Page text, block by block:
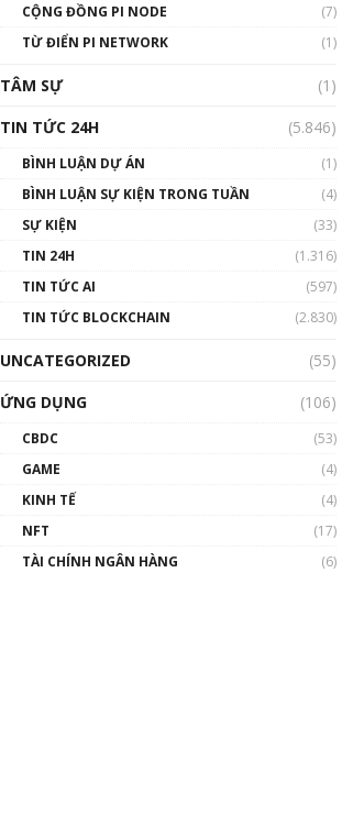
Talkshow17: Mùa đông
Crypto – Chiếc khăn gió ấm
01:49:30
Talkshow 14: MemeCoin –
CỘNG ĐỒNG PI NODE
(7)
TỪ ĐIỂN PI NETWORK
(1)
TÂM SỰ
(1)
TIN TỨC 24H
(5.846)
BÌNH LUẬN DỰ ÁN
(1)
BÌNH LUẬN SỰ KIỆN TRONG TUẦN
(4)
SỰ KIỆN
(33)
TIN 24H
(1.316)
TIN TỨC AI
(597)
TIN TỨC BLOCKCHAIN
(2.830)
UNCATEGORIZED
(55)
ỨNG DỤNG
(106)
CBDC
(53)
GAME
(4)
KINH TẾ
(4)
NFT
(17)
TÀI CHÍNH NGÂN HÀNG
(6)